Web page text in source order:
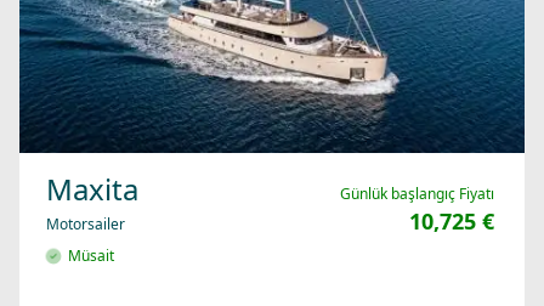
Maxita
Motorsailer
Müsait
Günlük başlangıç Fiyatı
10,725 €